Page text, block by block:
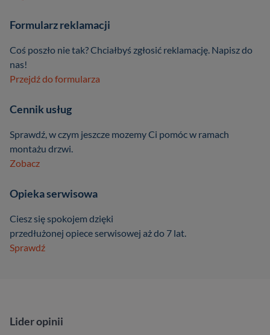
Formularz reklamacji
Coś poszło nie tak? Chciałbyś zgłosić reklamację. Napisz do
nas!
Przejdź do formularza
Cennik usług
Sprawdź, w czym jeszcze mozemy Ci pomóc w ramach
montażu drzwi.
Zobacz
Opieka serwisowa
Ciesz się spokojem dzięki
przedłużonej opiece serwisowej aż do 7 lat.
Sprawdź
Lider opinii